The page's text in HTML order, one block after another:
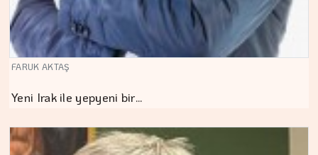
FARUK AKTAŞ
Yeni Irak ile yepyeni bir…